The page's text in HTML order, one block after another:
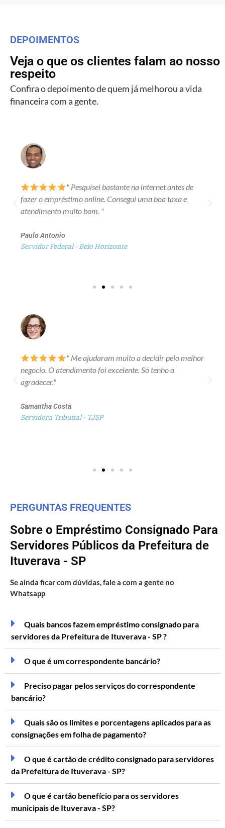
DEPOIMENTOS
Veja o que os clientes falam ao nosso
respeito
Confira o depoimento de quem já melhorou a vida
financeira com a gente.
" Pesquisei bastante na internet antes de
fazer o empréstimo online. Consegui uma boa taxa e
atendimento muito bom. "
Paulo Antonio
Servidor Federal - Belo Horizonte
" Me ajudaram muito a decidir pelo melhor
negocio. O atendimento foi excelente. Só tenho a
agradecer."
Samantha Costa
Servidora Tribunal - TJSP
PERGUNTAS FREQUENTES
Sobre o Empréstimo Consignado Para
Servidores Públicos da Prefeitura de
Ituverava - SP
Se ainda ficar com dúvidas, fale a com a gente no
Whatsapp
Quais bancos fazem empréstimo consignado para
servidores da Prefeitura de Ituverava - SP ?
O que é um correspondente bancário?
Preciso pagar pelos serviços do correspondente
bancário?
Quais são os limites e porcentagens aplicados para as
consignações em folha de pagamento?
O que é cartão de crédito consignado para servidores
da Prefeitura de Ituverava - SP?
O que é cartão benefício para os servidores
municipais de Ituverava - SP?